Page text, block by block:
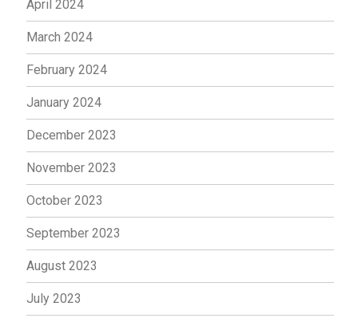
April 2024
March 2024
February 2024
January 2024
December 2023
November 2023
October 2023
September 2023
August 2023
July 2023